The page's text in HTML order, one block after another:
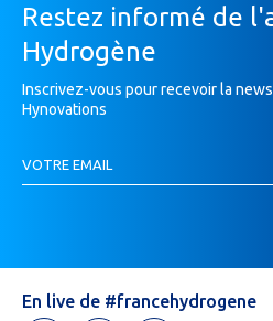
Restez informé de
Hydrogène
Inscrivez-vous pour recevoir la
Hynovations
Newsletter
VOTRE EMAIL
Si
un
humain,
ne
En live de #francehydrogene